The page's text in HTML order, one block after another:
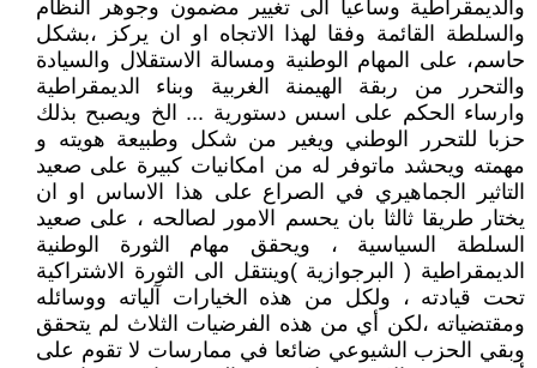
والديمقراطية وساعيا الى تغيير مضمون وجوهر النظام
والسلطة القائمة وفقا لهذا الاتجاه او ان يركز ،بشكل
حاسم، على المهام الوطنية ومسالة الاستقلال والسيادة
والتحرر من ربقة الهيمنة الغربية وبناء الديمقراطية
وارساء الحكم على اسس دستورية ... الخ ويصبح بذلك
حزبا للتحرر الوطني ويغير من شكل وطبيعة هويته و
مهمته ويحشد ماتوفر له من امكانيات كبيرة على صعيد
التاثير الجماهيري في الصراع على هذا الاساس او ان
يختار طريقا ثالثا بان يحسم الامور لصالحه ، على صعيد
السلطة السياسية ، ويحقق مهام الثورة الوطنية
الديمقراطية ( البرجوازية )وينتقل الى الثورة الاشتراكية
تحت قيادته ، ولكل من هذه الخيارات آلياته ووسائله
ومقتضياته ،لكن أي من هذه الفرضيات الثلاث لم يتحقق
وبقي الحزب الشيوعي ضائعا في ممارسات لا تقوم على